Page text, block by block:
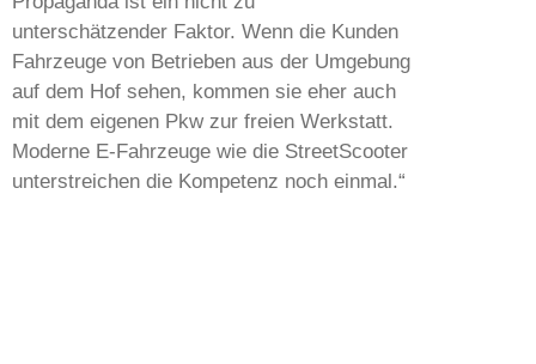
unterschätzender Faktor. Wenn die Kunden
Fahrzeuge von Betrieben aus der Umgebung
auf dem Hof sehen, kommen sie eher auch
mit dem eigenen Pkw zur freien Werkstatt.
Moderne E-Fahrzeuge wie die StreetScooter
unterstreichen die Kompetenz noch einmal.“